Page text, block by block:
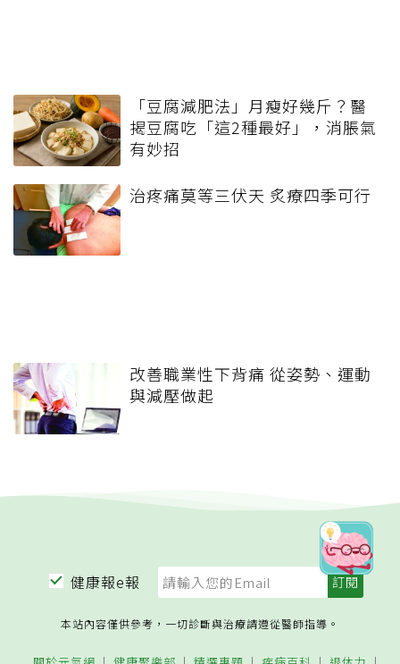
「豆腐減肥法」月瘦好幾斤？醫
揭豆腐吃「這2種最好」，消脹氣
有妙招
治疼痛莫等三伏天 炙療四季可行
改善職業性下背痛 從姿勢、運動
與減壓做起
健康報e報
本站內容僅供參考，一切診斷與治療請遵從醫師指導。